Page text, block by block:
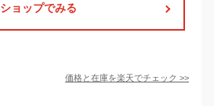
ショップでみる
価格と在庫を楽天でチェック >>